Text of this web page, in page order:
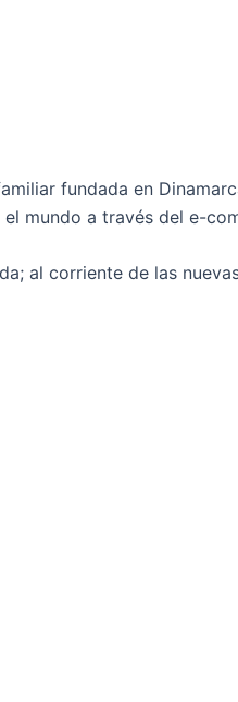
fundada en
mundo a través del e-
al corriente de las